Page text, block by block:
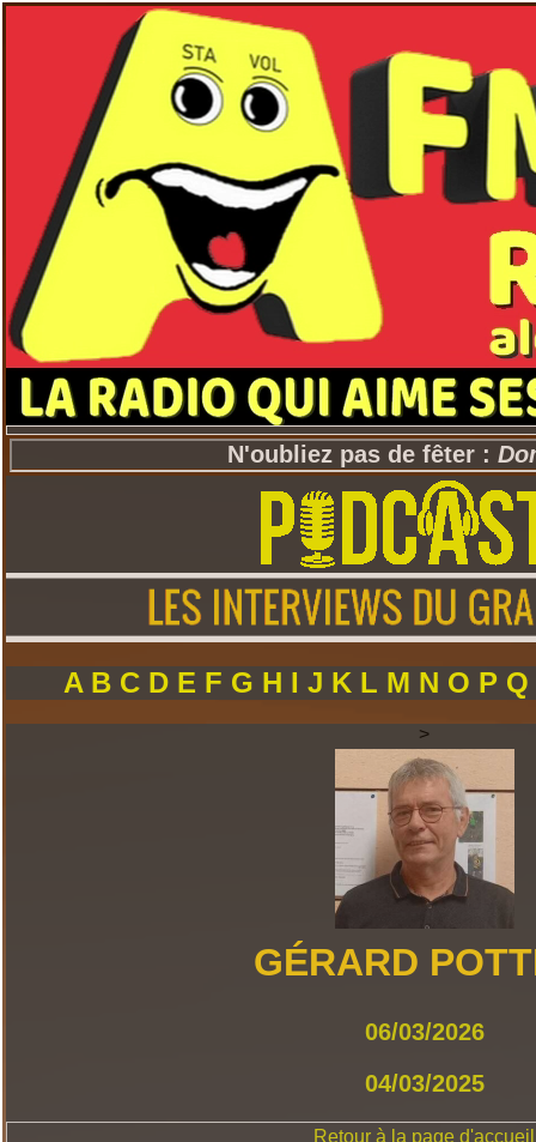
A B C D E F G H IJ K L M N O P
>
GÉRARD
06/03/2026
04/03/2025
Retour à la page d'accueil